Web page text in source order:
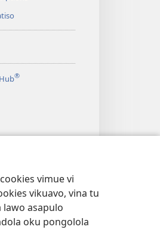
vimue vi
vikuavo, vina tu
asapulo
oku pongolola
®